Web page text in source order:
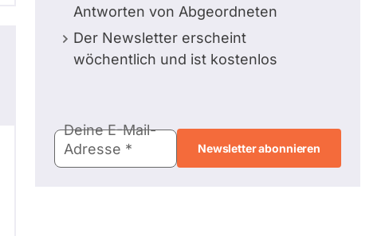
Antworten von Abgeordneten
Der Newsletter erscheint
wöchentlich und ist kostenlos
Mail-
Adresse
Deine E-Mail-
Adresse